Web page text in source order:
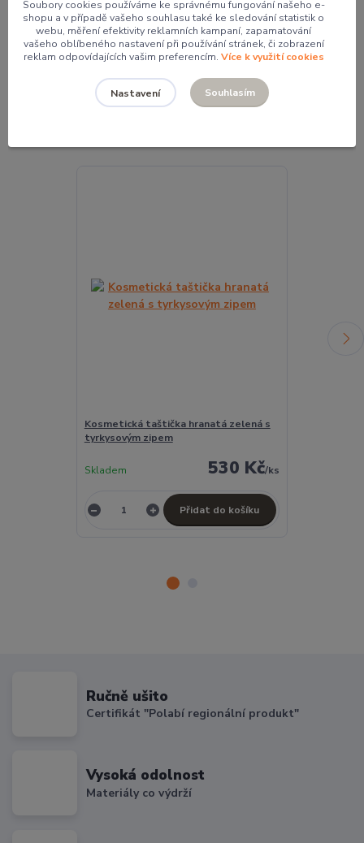
Mgr. Pavlína Kordíková
+420 774 062 005
pavla@pocketdesign.cz
Související zboží 2
Kosmetická taštička hranatá zelená s
tyrkysovým zipem
530 Kč/ks
Skladem
Přidat do košíku
Ručně ušito
Certifikát "Polabí regionální produkt"
Vysoká odolnost
Materiály co výdrží
Soubory cookies používáme ke správnému fungování našeho e-
shopu a v případě vašeho souhlasu také ke sledování statistik o
webu, měření efektivity reklamních kampaní, zapamatování
vašeho oblíbeného nastavení při používání stránek, či zobrazení
reklam odpovídajících vašim preferencím. Více k využití cookies
Nastavení Souhlasím